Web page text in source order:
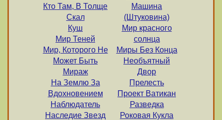
Кто Там, В Толще
Скал
Куш
Мир Теней
Мир, Которого Не
Может Быть
Мираж
На Землю За
Вдохновением
Наблюдатель
Наследие Звезд
Машина
(Штуковина)
Мир красного
солнца
Миры Без Конца
Необъятный
Двор
Прелесть
Проект Ватикан
Разведка
Роковая Кукла